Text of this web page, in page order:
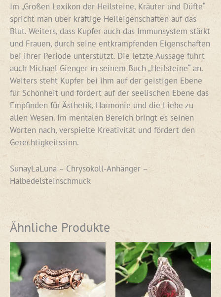
Im „Großen Lexikon der Heilsteine, Kräuter und Düfte“
spricht man über kräftige Heileigenschaften auf das
Blut. Weiters, dass Kupfer auch das Immunsystem stärkt
und Frauen, durch seine entkrampfenden Eigenschaften
bei ihrer Periode unterstützt. Die letzte Aussage führt
auch Michael Gienger in seinem Buch „Heilsteine“ an.
Weiters steht Kupfer bei ihm auf der geistigen Ebene
für Schönheit und fördert auf der seelischen Ebene das
Empfinden für Ästhetik, Harmonie und die Liebe zu
allen Wesen. Im mentalen Bereich bringt es seinen
Worten nach, verspielte Kreativität und fördert den
Gerechtigkeitssinn.
SunayLaLuna – Chrysokoll-Anhänger –
Halbedelsteinschmuck
Ähnliche Produkte